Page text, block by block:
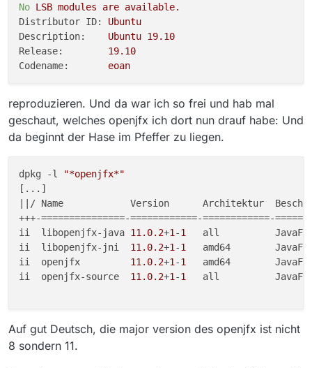
No LSB modules are available.
Distributor ID:
Ubuntu
Description:
Ubuntu 19.10
Release:
19.10
Codename:
eoan
reproduzieren. Und da war ich so frei und hab mal
geschaut, welches openjfx ich dort nun drauf habe: Und
da beginnt der Hase im Pfeffer zu liegen.
dpkg -l
"*openjfx*"
[...]
||/ Name            Version      Architektur
+++-===============-============-============-
ii  libopenjfx-java 11.0.2+1 -1
all
ii  libopenjfx-jni 11.0.2+1 -1
amd64
ii  openjfx 11.0.2+1 -1
amd64
ii  openjfx-source 11.0.2+1 -1
all
Auf gut Deutsch, die major version des openjfx ist nicht
8 sondern 11.